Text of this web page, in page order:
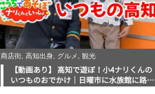
商店街, 高知出身, グルメ, 観光
【動画あり】 高知で遊ぼ！小4ナリくんの
いつものおでかけ｜日曜市に水族館に路面